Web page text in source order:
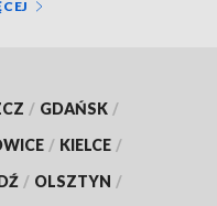
/ GDAŃSK /
/ KIELCE /
/ OLSZTYN /